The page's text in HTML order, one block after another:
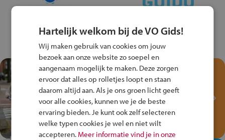
Test je kennis met het
Fiets Veilig
Verkeersspel!
Speel het Fiets Veilig Verkeersspel
en win een Cortina-fiets!
Hartelijk welkom bij de VO Gids!
Wij maken gebruik van cookies om jouw
bezoek aan onze website zo soepel en
aangenaam mogelijk te maken. Deze zorgen
ervoor dat alles op rolletjes loopt en staan
daarom altijd aan. Als je ons groen licht geeft
voor alle cookies, kunnen we je de beste
ervaring bieden. Je kunt ook zelf selecteren
welke typen cookies je wel en niet wilt
accepteren. Meer informatie vind je in onze